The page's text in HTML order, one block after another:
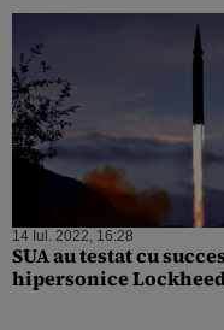
14 Iul. 2022, 16:28
SUA au testat cu
hipersonice